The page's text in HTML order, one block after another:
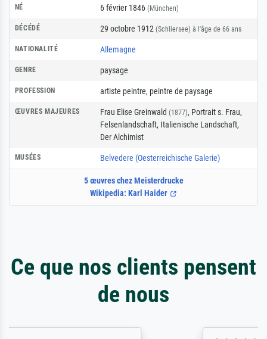
NÉ 6 février 1846 (München)
DÉCÉDÉ 29 octobre 1912 (Schliersee) à l'âge de 66 ans
NATIONALITÉ Allemagne
GENRE paysage
PROFESSION artiste peintre, peintre de paysage
ŒUVRES MAJEURES Frau Elise Greinwald (1877), Portrait s. Frau,
Felsenlandschaft, Italienische Landschaft,
Der Alchimist
MUSÉES Belvedere (Oesterreichische Galerie)
5 œuvres chez Meisterdrucke
Wikipedia: Karl Haider
Ce que nos clients pensent
de nous